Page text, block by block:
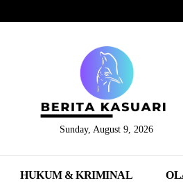
Sunday, August 9, 2026
HUKUM & KRIMINAL